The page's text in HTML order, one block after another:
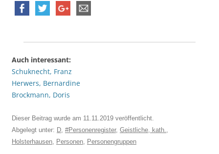
Auch interessant:
Schuknecht, Franz
Herwers, Bernardine
Brockmann, Doris
Dieser Beitrag wurde am 11.11.2019 veröffentlicht.
Abgelegt unter: D #Personenregister, Geistliche, kath.
Holsterhausen Personen Personengruppen